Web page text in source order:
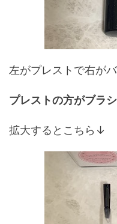
左がプレストで右がバ
プレストの方がブラ
拡大するとこちら↓